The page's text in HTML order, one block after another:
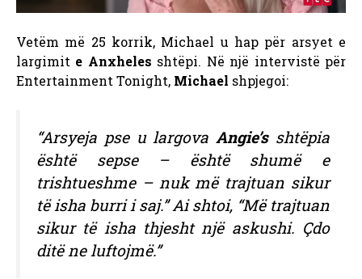
Vetëm më 25 korrik, Michael u hap për arsyet e
largimit e Anxheles shtëpi. Në një intervistë për
Entertainment Tonight, Michael shpjegoi:
“Arsyeja pse u largovaAngie’sshtëpia
është sepse – është shumë e
trishtueshme – nuk më trajtuan sikur
të isha burri i saj.” Ai shtoi, “Më trajtuan
sikur të isha thjesht një askushi. Çdo
ditë ne luftojmë.”